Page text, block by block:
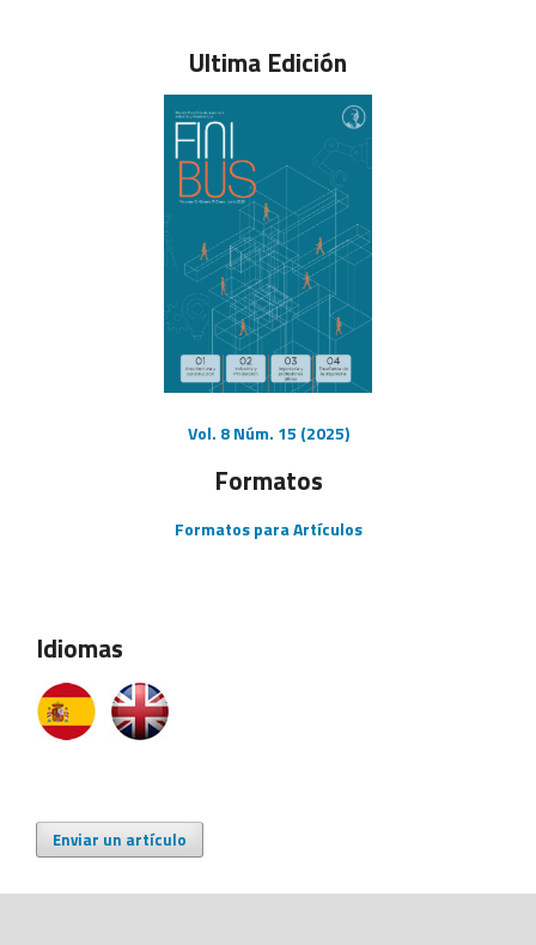
Ultima Edición
Vol. 8 Núm. 15 (2025)
Formatos
Formatos para Artículos
Idiomas
Enviar un artículo